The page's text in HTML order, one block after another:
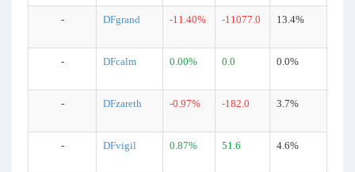
- DFgrand -11.40% -11077.0 13.4%
- DFcalm 0.00% 0.0 0.0%
- DFzareth -0.97% -182.0 3.7%
- DFvigil 0.87% 51.6 4.6%